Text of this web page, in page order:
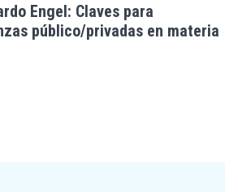
Engel: Claves para
público/privadas en materia